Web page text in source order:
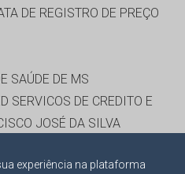
experiência na plataforma
DE REGISTRO DE PREÇO
SAÚDE DE MS
SERVICOS DE CREDITO E
JOSÉ DA SILVA